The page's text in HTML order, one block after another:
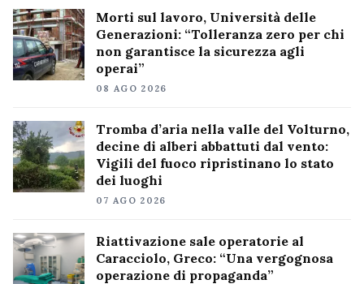
Morti sul lavoro, Università delle
Generazioni: “Tolleranza zero per chi
non garantisce la sicurezza agli
operai”
08 AGO 2026
Tromba d’aria nella valle del Volturno,
decine di alberi abbattuti dal vento:
Vigili del fuoco ripristinano lo stato
dei luoghi
07 AGO 2026
Riattivazione sale operatorie al
Caracciolo, Greco: “Una vergognosa
operazione di propaganda”